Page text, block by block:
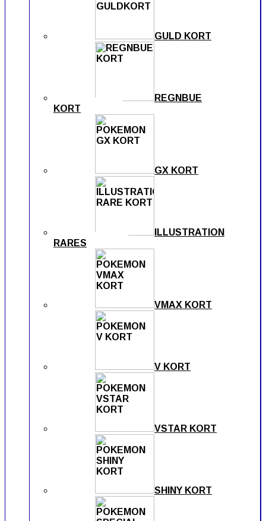
GULD KORT
REGNBUE
KORT
GX KORT
ILLUSTRATION
RARES
VMAX KORT
V KORT
VSTAR KORT
SHINY KORT